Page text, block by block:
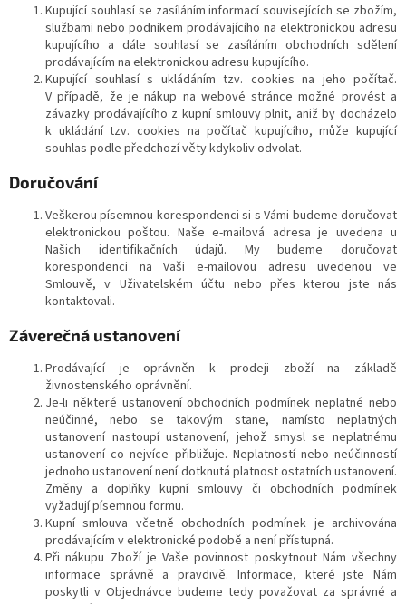
Kupující souhlasí se zasíláním informací souvisejících se zbožím,
službami nebo podnikem prodávajícího na elektronickou adresu
kupujícího a dále souhlasí se zasíláním obchodních sdělení
prodávajícím na elektronickou adresu kupujícího.
Kupující souhlasí s ukládáním tzv. cookies na jeho počítač.
V případě, že je nákup na webové stránce možné provést a
závazky prodávajícího z kupní smlouvy plnit, aniž by docházelo
k ukládání tzv. cookies na počítač kupujícího, může kupující
souhlas podle předchozí věty kdykoliv odvolat.
Doručování
Veškerou písemnou korespondenci si s Vámi budeme doručovat
elektronickou poštou. Naše e-mailová adresa je uvedena u
Našich identifikačních údajů. My budeme doručovat
korespondenci na Vaši e-mailovou adresu uvedenou ve
Smlouvě, v Uživatelském účtu nebo přes kterou jste nás
kontaktovali.
Záverečná ustanovení
Prodávající je oprávněn k prodeji zboží na základě
živnostenského oprávnění.
Je-li některé ustanovení obchodních podmínek neplatné nebo
neúčinné, nebo se takovým stane, namísto neplatných
ustanovení nastoupí ustanovení, jehož smysl se neplatnému
ustanovení co nejvíce přibližuje. Neplatností nebo neúčinností
jednoho ustanovení není dotknutá platnost ostatních ustanovení.
Změny a doplňky kupní smlouvy či obchodních podmínek
vyžadují písemnou formu.
Kupní smlouva včetně obchodních podmínek je archivována
prodávajícím v elektronické podobě a není přístupná.
Při nákupu Zboží je Vaše povinnost poskytnout Nám všechny
informace správně a pravdivě. Informace, které jste Nám
poskytli v Objednávce budeme tedy považovat za správné a